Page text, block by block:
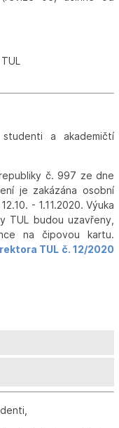
a akademičtí
č. 997 ze dne
je zakázána osobní
- 1.11.2020. Výuka
TUL budou uzavřeny,
na čipovou kartu.
TUL č. 12/2020